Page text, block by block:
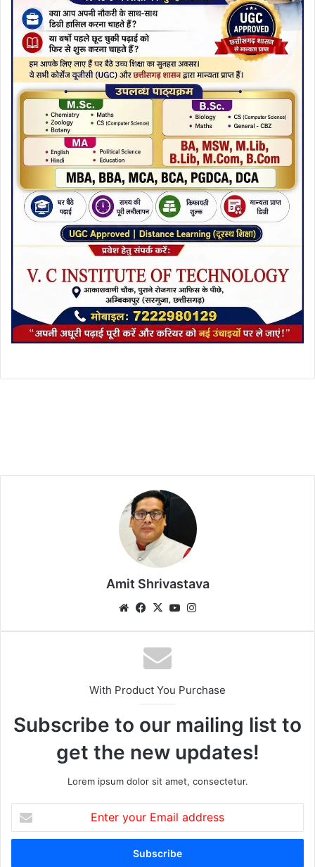
Amit Shrivastava
We Fa
ok
X
Yo
With Product You Purchase
Subscribe to our mailing list to
get the new updates!
Lorem ipsum dolor sit amet, consectetur.
t